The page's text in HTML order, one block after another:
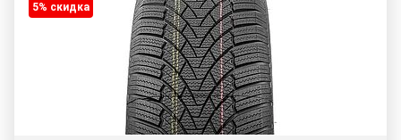
5% cкидка